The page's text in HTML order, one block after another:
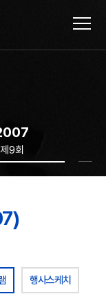
제9회
행사스케치